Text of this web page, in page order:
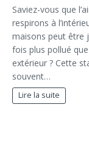
Saviez-vous que
respirons à
maisons peut être
fois plus pollué que
extérieur ? Cette
souvent…
Lire la suite